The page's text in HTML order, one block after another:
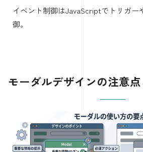
イベント制御はJavaScriptでトリガー
御。
モーダルデザインの注意